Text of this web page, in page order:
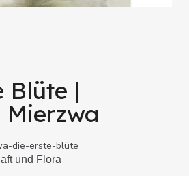
Blüte |
die-erste-blüte
und Flora